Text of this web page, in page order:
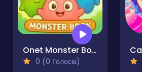
Onet Monster Book
0 (0 Голосів)